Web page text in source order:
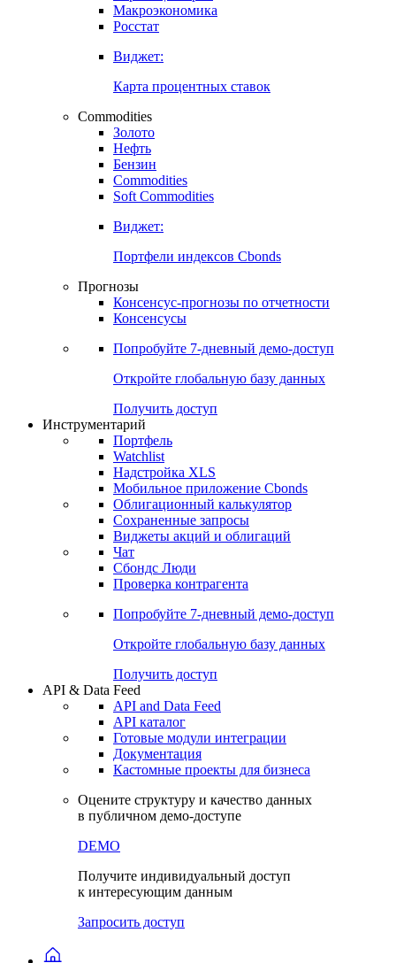
Возможность создания своего индекса
Страницы стран
Росстат
Виджет:
Карта процентных ставок
Commodities
Золото
Бензин
Soft Commodities
Виджет:
Портфели индексов Cbonds
Прогнозы
Консенсусы
Попробуйте7-дневный
Откройте глобальную базу данных
Получить доступ
Инструментарий
Портфель
Watchlist
Надстройка XLS
Мобильное приложение Cbonds
Облигационный калькулятор
Сохраненные запросы
Чат
Проверка контрагента
Попробуйте7-дневный
Откройте глобальную базу данных
Получить доступ
API & Data Feed
API and Data Feed
Готовые модули интеграции
Документация
в публичном демо-доступе